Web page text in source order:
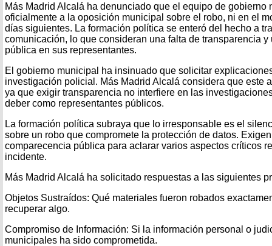
Más Madrid Alcalá ha denunciado que el equipo de gobierno
oficialmente a la oposición municipal sobre el robo, ni en el
días siguientes. La formación política se enteró del hecho a
comunicación, lo que consideran una falta de transparencia
pública en sus representantes.
El gobierno municipal ha insinuado que solicitar
investigación policial. Más Madrid Alcalá considera que este
ya que exigir transparencia no interfiere en las
deber como representantes públicos.
La formación política subraya que lo irresponsable es el
sobre un robo que compromete la protección de datos.
comparecencia pública para aclarar varios aspectos críticos
incidente.
Más Madrid Alcalá ha solicitado respuestas a las siguientes
Objetos Sustraídos: Qué materiales fueron robados
recuperar algo.
Compromiso de Información: Si la información personal o
municipales ha sido comprometida.